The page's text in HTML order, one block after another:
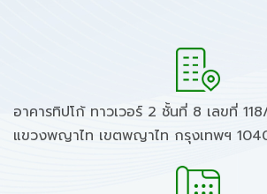
อาคารทิปโก้ ทาวเวอร์ 2 ชั้นที่ 8 เลขที่
แขวงพญาไท เขตพญาไท กรุงเทพฯ